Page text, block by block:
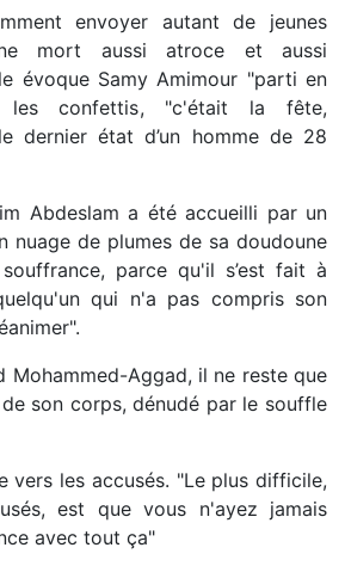
envoyer autant de jeunes
mort aussi atroce et aussi
évoque Samy Amimour "parti en
les confettis, "c'était la fête,
dernier état d’un homme de 28
Abdeslam a été accueilli par un
nuage de plumes de sa doudoune
parce qu'il s’est fait à
qui n'a pas compris son
Mohammed-Aggad, il ne reste que
son corps, dénudé par le souffle
vers les accusés. "Le plus difficile,
est que vous n'ayez jamais
avec tout ça"